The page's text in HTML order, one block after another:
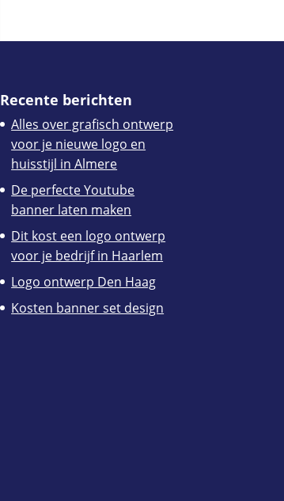
Recente berichten
Alles over grafisch ontwerp
voor je nieuwe logo en
huisstijl in Almere
De perfecte Youtube
banner laten maken
Dit kost een logo ontwerp
voor je bedrijf in Haarlem
Logo ontwerp Den Haag
Kosten banner set design